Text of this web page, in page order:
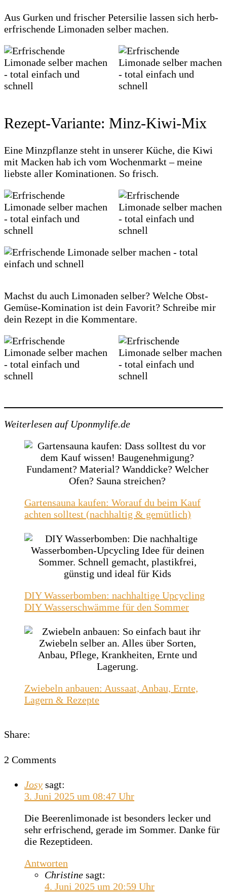
Aus Gurken und frischer Petersilie lassen sich herb-
erfrischende Limonaden selber machen.
Rezept-Variante: Minz-Kiwi-Mix
Eine Minzpflanze steht in unserer Küche, die Kiwi
mit Macken hab ich vom Wochenmarkt – meine
liebste aller Kominationen. So frisch.
Machst du auch Limonaden selber? Welche Obst-
Gemüse-Komination ist dein Favorit? Schreibe mir
dein Rezept in die Kommentare.
Weiterlesen auf Uponmylife.de
Gartensauna kaufen: Worauf du beim Kauf
achten solltest (nachhaltig & gemütlich)
DIY Wasserbomben: nachhaltige Upcycling
DIY Wasserschwämme für den Sommer
Zwiebeln anbauen: Aussaat, Anbau, Ernte,
Lagern & Rezepte
Share:
2 Comments
Josy sagt:
3. Juni 2025 um 08:47 Uhr
Die Beerenlimonade ist besonders lecker und
sehr erfrischend, gerade im Sommer. Danke für
die Rezeptideen.
Antworten
Christine sagt:
4. Juni 2025 um 20:59 Uhr